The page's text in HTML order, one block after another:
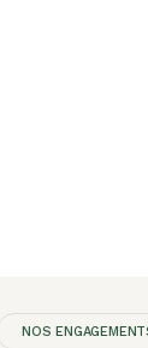
NOS